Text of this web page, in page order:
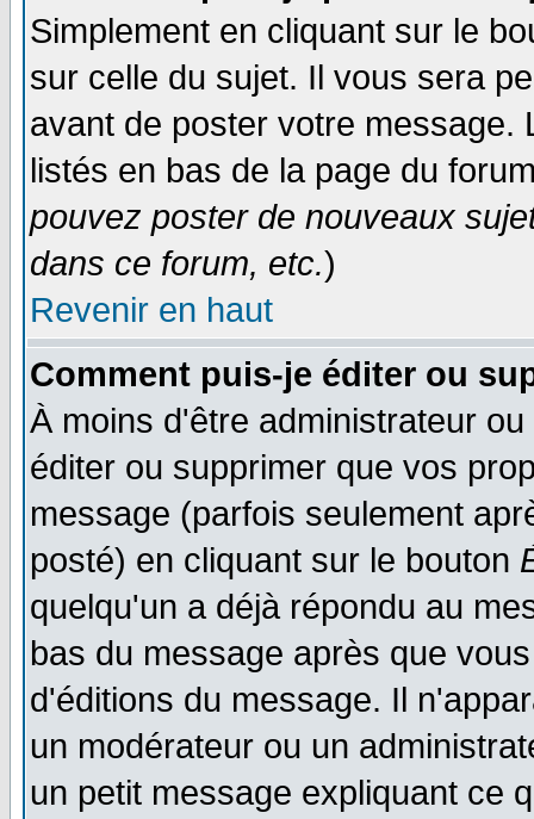
Simplement en cliquant sur le
sur celle du sujet. Il vous sera
avant de poster votre
listés en bas de la page du
pouvez poster de nouveaux
dans ce forum, etc.)
Revenir en haut
Comment puis-je éditer ou
À moins d'être administrateur
éditer ou supprimer que vos
message (parfois seulement
posté) en cliquant sur le bouton
quelqu'un a déjà répondu au
bas du message après que
d'éditions du message. Il
un modérateur ou un
un petit message expliquant ce